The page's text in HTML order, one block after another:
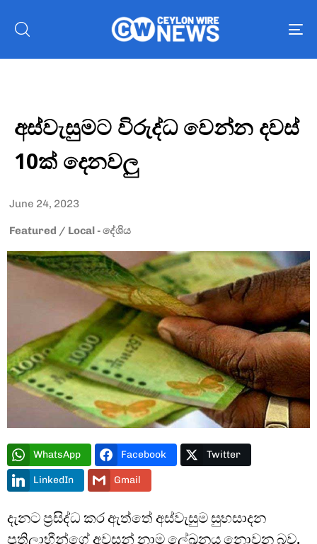
Type and hit enter
අස්වැසුමට විරුද්ධ වෙන්න දවස්
10ක් දෙනවලු
June 24, 2023
Featured / Local - දේශිය
WhatsApp Facebook Twitter
LinkedIn Gmail
දැනට ප්‍රසිද්ධ කර ඇත්තේ අස්වැසුම සුභසාදන
ප්‍රතිලාභීන්ගේ අවසන් නාම ලේඛනය නොවන බව,